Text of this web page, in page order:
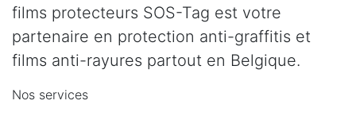
films protecteurs SOS-Tag est votre
partenaire en protection anti-graffitis et
films anti-rayures partout en Belgique.
Nos services